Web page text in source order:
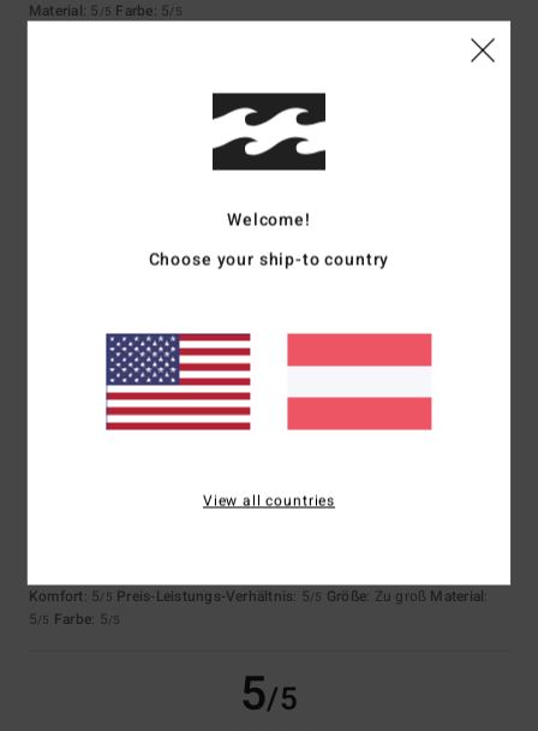
Material: 5 /5 Farbe: 5/5
5/5
Original anzeigen - Castellano
Ich empfehle dieses Produkt
5 /5
Komfort: 5/5 Preis-Leistungs-Verhältnis: 5/5 Größe: Zu groß Material:
5/5 Farbe: 5/5
5/5
Welcome!
Choose your ship-to country
View all countries